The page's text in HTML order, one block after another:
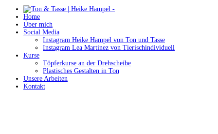
Home
Über mich
Social Media
Instagram Heike Hampel von Ton und Tasse
Instagram Lea Martinez von Tierischindividuell
Kurse
Töpferkurse an der Drehscheibe
Plastisches Gestalten in Ton
Unsere Arbeiten
Kontakt